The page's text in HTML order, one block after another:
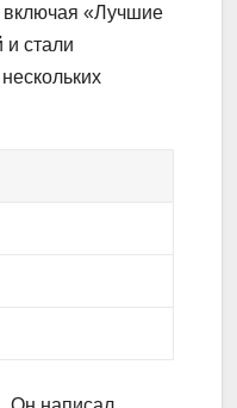
включая «Лучшие
стали